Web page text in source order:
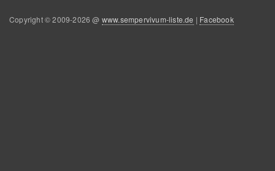
Copyright © 2009-2026 @ www.sempervivum-liste.de | Facebook